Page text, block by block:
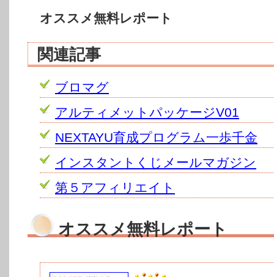
オススメ無料レポート
関連記事
ブロマグ
アルティメットパッケージV01
NEXTAYU育成プログラム一歩千金
インスタントくじメールマガジン
第５アフィリエイト
オススメ無料レポート